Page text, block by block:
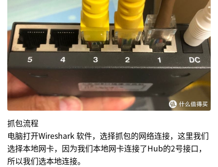
抓包流程
电脑打开Wireshark 软件，选择抓包的网络连接，这里我们
选择本地网卡，因为我们本地网卡连接了Hub的2号接口，
所以我们选本地连接。